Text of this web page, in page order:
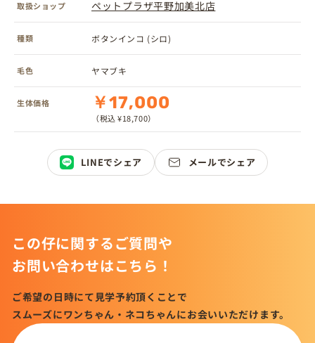
取扱ショップ ペットプラザ平野加美北店
種類 ボタンインコ (シロ)
毛色 ヤマブキ
生体価格 ￥17,000
（税込 ¥18,700）
LINEでシェア メールでシェア
この仔に関するご質問や
お問い合わせはこちら！
ご希望の日時にて見学予約頂くことで
スムーズにワンちゃん・ネコちゃんにお会いいただけます。